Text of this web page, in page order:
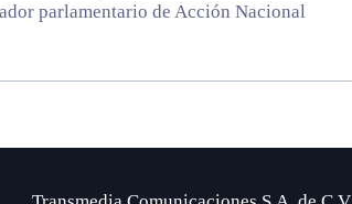
parlamentario de Acción Nacional